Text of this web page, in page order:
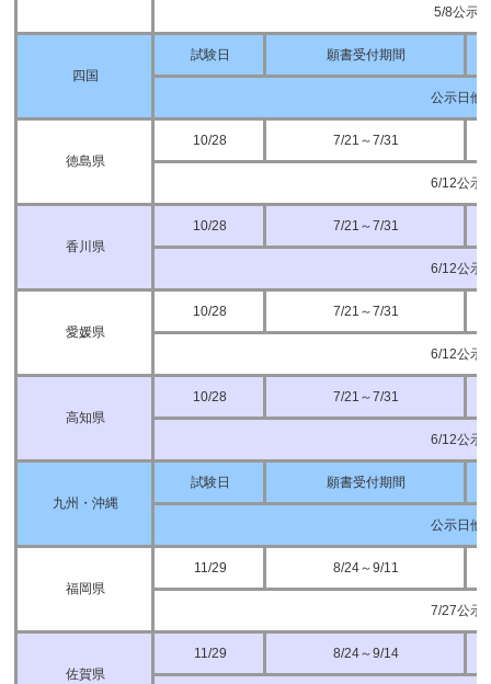
5/8公示
四国
試験日 願書受付期間
公示日他
徳島県
10/28 7/21～7/31
6/12公示
香川県
10/28 7/21～7/31
6/12公示
愛媛県
10/28 7/21～7/31
6/12公示
高知県
10/28 7/21～7/31
6/12公示
九州・沖縄
試験日 願書受付期間
公示日他
福岡県
11/29 8/24～9/11
7/27公示
佐賀県
11/29 8/24～9/14